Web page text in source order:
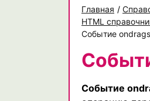
Главная /
HTML
Событие
Событие